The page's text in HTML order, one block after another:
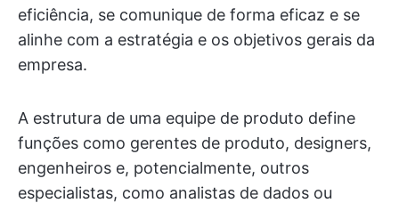
eficiência, se comunique de forma eficaz e se
alinhe com a estratégia e os objetivos gerais da
empresa.
A estrutura de uma equipe de produto define
funções como gerentes de produto, designers,
engenheiros e, potencialmente, outros
especialistas, como analistas de dados ou